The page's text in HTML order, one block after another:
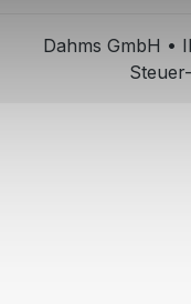
Dahms GmbH •